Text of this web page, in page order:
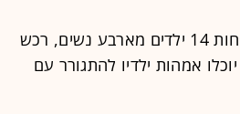
לפי דיווח קודם בוול סטריט ג'ורנל, מאסק, שלו לפחות 14 ילדים מארבע נשים, רכש
אמהות ילדיו להתגורר עם